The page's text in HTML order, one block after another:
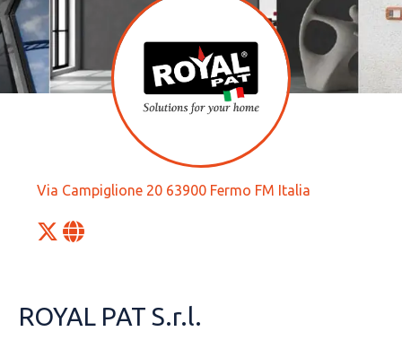
Via Campiglione 20 63900 Fermo FM Italia
ROYAL PAT S.r.l.